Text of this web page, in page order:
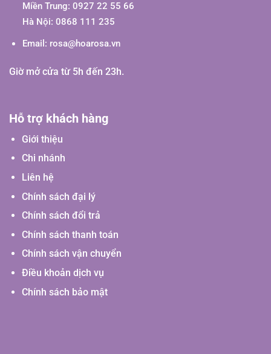
Miền Trung: 0927 22 55 66
Hà Nội: 0868 111 235
Email: rosa@hoarosa.vn
Giờ mở cửa từ 5h đến 23h.
Hỗ trợ khách hàng
Giới thiệu
Chi nhánh
Liên hệ
Chính sách đại lý
Chính sách đổi trả
Chính sách thanh toán
Chính sách vận chuyển
Điều khoản dịch vụ
Chính sách bảo mật